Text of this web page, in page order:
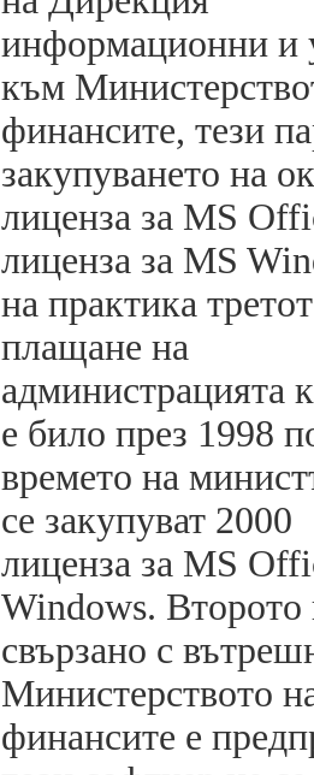
информационни и
към
финансите, тези
закупуването на
лиценза за MS
лиценза за MS
на практика
плащане на
администрацията
е било през 1998
времето на
се закупуват 2000
лиценза за MS
Windows. Второто
свързано с
Министерството
финансите е